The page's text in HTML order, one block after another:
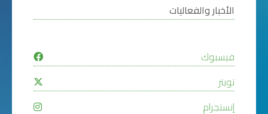
الأخبار والفعاليات
فيسبوك
تويتر
إنستجرام